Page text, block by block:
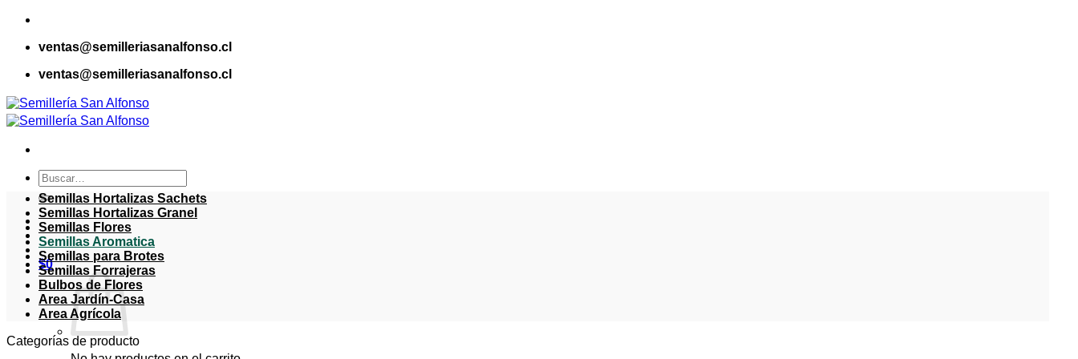
Saltar
contenidoventas@semilleriasanalfonso.cl
ventas@semilleriasanalfonso.cl
Buscar
por:
$0
Semillas Hortalizas Sachets
Semillas Hortalizas Granel
Semillas Flores
Semillas Aromatica
Semillas para Brotes
Semillas Forrajeras
Bulbos de Flores
Area Jardín-Casa
Area Agrícola
Categorías de producto